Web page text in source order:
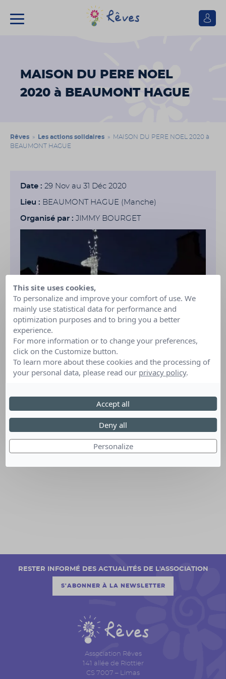
Se
MAISON DU PERE NOEL
2020 à BEAUMONT HAGUE
Rêves » Les actions solidaires » MAISON DU PERE NOEL 2020 à
BEAUMONT HAGUE
Date : 29 Nov au 31 Déc 2020
Lieu : BEAUMONT HAGUE (Manche)
Organisé par : JIMMY BOURGET
Télécharger l'affiche
Association Rêves
141 allée de Riottier
CS 7007 – Limas
RESTER INFORMÉ DES ACTUALITÉS DE L'ASSOCIATION
S'ABONNER À LA NEWSLETTER
This site uses cookies,
To personalize and improve your comfort of use. We
mainly use statistical data for performance and
optimization purposes and to bring you a better
experience.
For more information or to change your preferences,
click on the Customize button.
To learn more about these cookies and the processing of
your personal data, please read our privacy policy.
Personalize
Deny all
Accept all